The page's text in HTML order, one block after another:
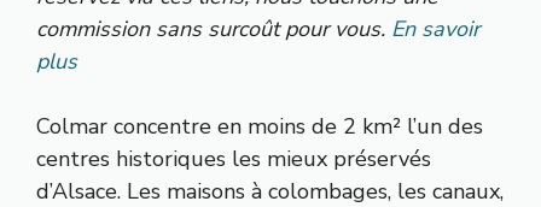
commission sans surcoût pour vous. En savoir
plus
Colmar concentre en moins de 2 km² l’un des
centres historiques les mieux préservés
d’Alsace. Les maisons à colombages, les canaux,